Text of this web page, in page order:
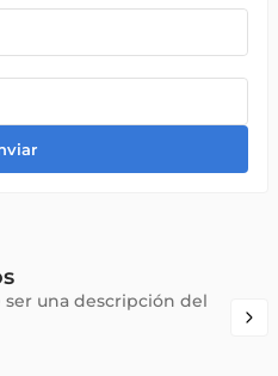
una descripción del